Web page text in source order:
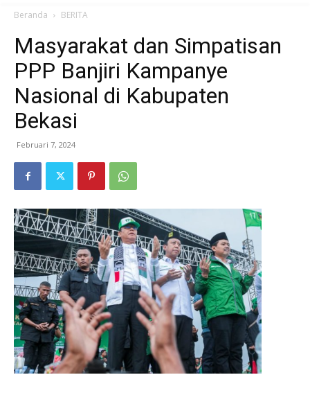
Beranda BERITA
Masyarakat dan Simpatisan
PPP Banjiri Kampanye
Nasional di Kabupaten
Bekasi
Februari 7, 2024